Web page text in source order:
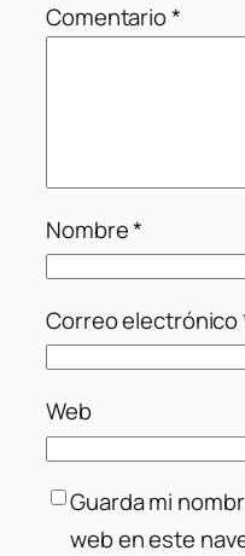
Comentario*
Nombre*
Correo electrónico
Web
Guarda mi
web en este